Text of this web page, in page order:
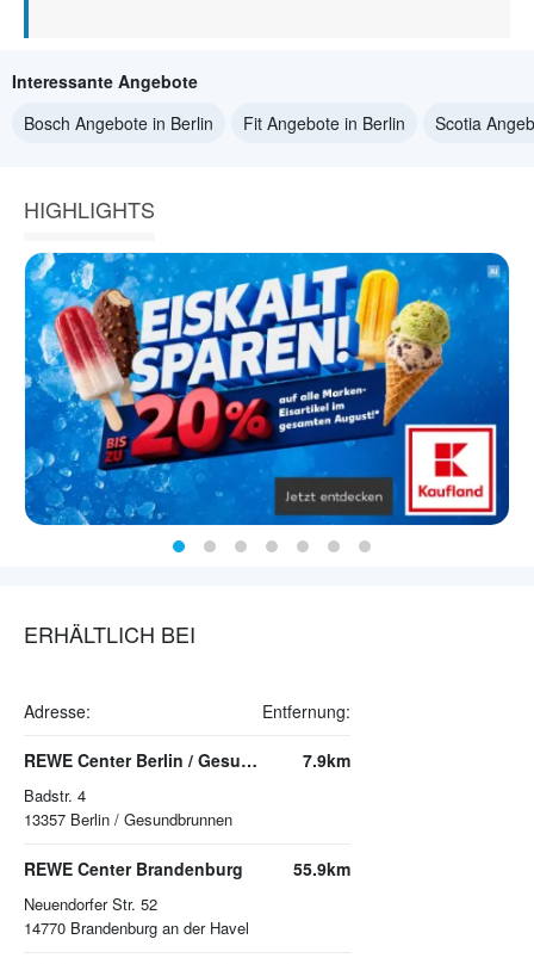
Interessante Angebote
Bosch Angebote in Berlin
Fit Angebote in Berlin Scotia
HIGHLIGHTS
ERHÄLTLICH BEI
Adresse: Entfernung:
REWE Center Berlin / Gesundbrunnen
Badstr. 4
13357 Berlin / Gesundbrunnen
7.9km
REWE Center Brandenburg
Neuendorfer Str. 52
14770 Brandenburg an der Havel
55.9km